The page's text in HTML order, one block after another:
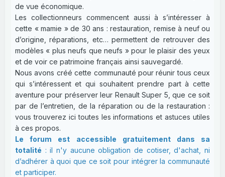
de vue économique.
Les collectionneurs commencent aussi à s’intéresser à
cette « mamie » de 30 ans : restauration, remise à neuf ou
d’origine, réparations, etc… permettent de retrouver des
modèles « plus neufs que neufs » pour le plaisir des yeux
et de voir ce patrimoine français ainsi sauvegardé.
Nous avons créé cette communauté pour réunir tous ceux
qui s’intéressent et qui souhaitent prendre part à cette
aventure pour préserver leur Renault Super 5, que ce soit
par de l’entretien, de la réparation ou de la restauration :
vous trouverez ici toutes les informations et astuces utiles
à ces propos.
Le forum est accessible gratuitement dans sa
totalité : il n'y aucune obligation de cotiser, d'achat, ni
d’adhérer à quoi que ce soit pour intégrer la communauté
et participer.